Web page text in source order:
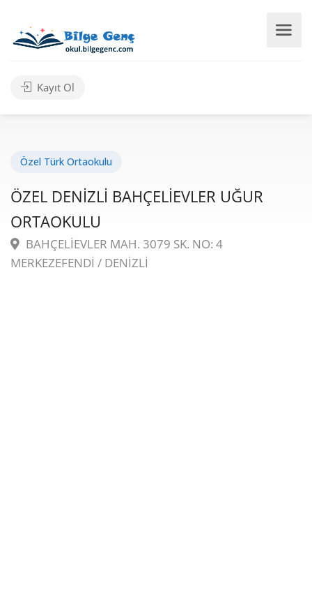
Kayıt Ol
Özel Türk Ortaokulu
ÖZEL DENİZLİ BAHÇELİEVLER UĞUR
ORTAOKULU
BAHÇELİEVLER MAH. 3079 SK. NO: 4
MERKEZEFENDİ / DENİZLİ